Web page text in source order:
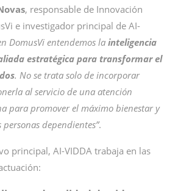
, responsable de Innovación
e investigador principal de AI-
DomusVi entendemos la inteligencia
estratégica para transformar el
. No se trata solo de incorporar
al servicio de una atención
para promover el máximo bienestar y
dependientes”.
principal, AI-VIDDA trabaja en las